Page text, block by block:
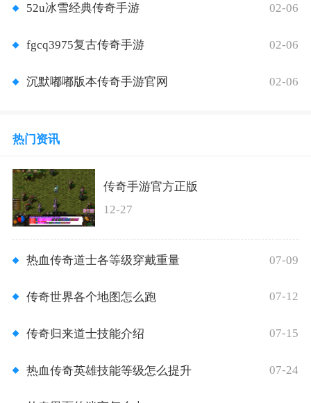
52u冰雪经典传奇手游 02-06
fgcq3975复古传奇手游 02-06
沉默嘟嘟版本传奇手游官网 02-06
热门资讯
传奇手游官方正版
12-27
热血传奇道士各等级穿戴重量 07-09
传奇世界各个地图怎么跑 07-12
传奇归来道士技能介绍 07-15
热血传奇英雄技能等级怎么提升 07-24